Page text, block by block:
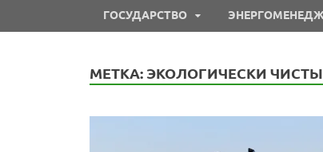
ГОСУДАРСТВО
МЕТКА: ЭКОЛОГИЧЕСКИ